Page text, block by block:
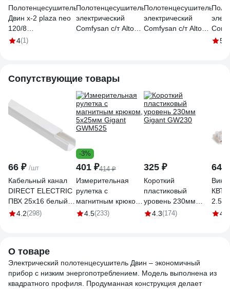
Полотенцесушитель
Двин x-2 plaza neo
120/8
электрический к
4(1)
Полотенцесушитель
электрический
Comfysan с/т Alto
Полотенцесушитель
электрический
Comfysan с/т Alto
EC-
5
Сопутствующие товары
66 ₽ /шт
Кабельный канал
DIRECT ELECTRIC
ПВХ 25x16 белый
DE19722026
4.2(298)
-3%
401 ₽414 ₽
Измерительная
рулетка с
магнитным крюком,
5x25мм Gigant
4.5(233)
325 ₽
Короткий
пластиковый
уровень 230мм
Gigant GW230
4.3(174)
641
КВТ
4.9
О товаре
Электрический полотенцесушитель Двин – экономичный
прибор с низким энергопотреблением. Модель выполнена из
квадратного профиля. Продуманная конструкция делает